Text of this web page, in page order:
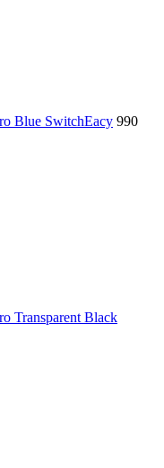
Blue SwitchEacy 990
Transparent Black